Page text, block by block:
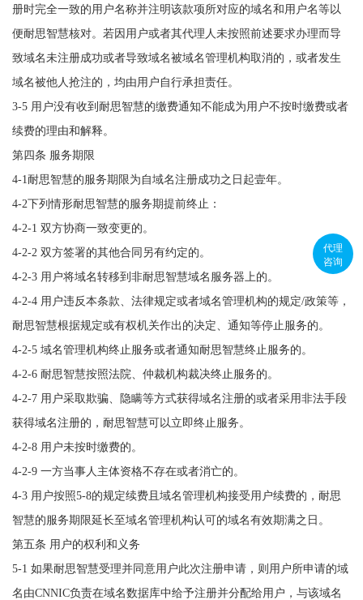
册时完全一致的用户名称并注明该款项所对应的域名和用户名等以
便耐思智慧核对。若因用户或者其代理人未按照前述要求办理而导
致域名未注册成功或者导致域名被域名管理机构取消的，或者发生
域名被他人抢注的，均由用户自行承担责任。
3-5 用户没有收到耐思智慧的缴费通知不能成为用户不按时缴费或者
续费的理由和解释。
第四条 服务期限
4-1耐思智慧的服务期限为自域名注册成功之日起壹年。
4-2下列情形耐思智慧的服务期提前终止：
4-2-1 双方协商一致变更的。
4-2-2 双方签署的其他合同另有约定的。
4-2-3 用户将域名转移到非耐思智慧域名服务器上的。
4-2-4 用户违反本条款、法律规定或者域名管理机构的规定/政策等，
耐思智慧根据规定或有权机关作出的决定、通知等停止服务的。
4-2-5 域名管理机构终止服务或者通知耐思智慧终止服务的。
4-2-6 耐思智慧按照法院、仲裁机构裁决终止服务的。
4-2-7 用户采取欺骗、隐瞒等方式获得域名注册的或者采用非法手段
获得域名注册的，耐思智慧可以立即终止服务。
4-2-8 用户未按时缴费的。
4-2-9 一方当事人主体资格不存在或者消亡的。
4-3 用户按照5-8的规定续费且域名管理机构接受用户续费的，耐思
智慧的服务期限延长至域名管理机构认可的域名有效期满之日。
第五条 用户的权利和义务
5-1 如果耐思智慧受理并同意用户此次注册申请，则用户所申请的域
名由CNNIC负责在域名数据库中给予注册并分配给用户，与该域名
代理
咨询